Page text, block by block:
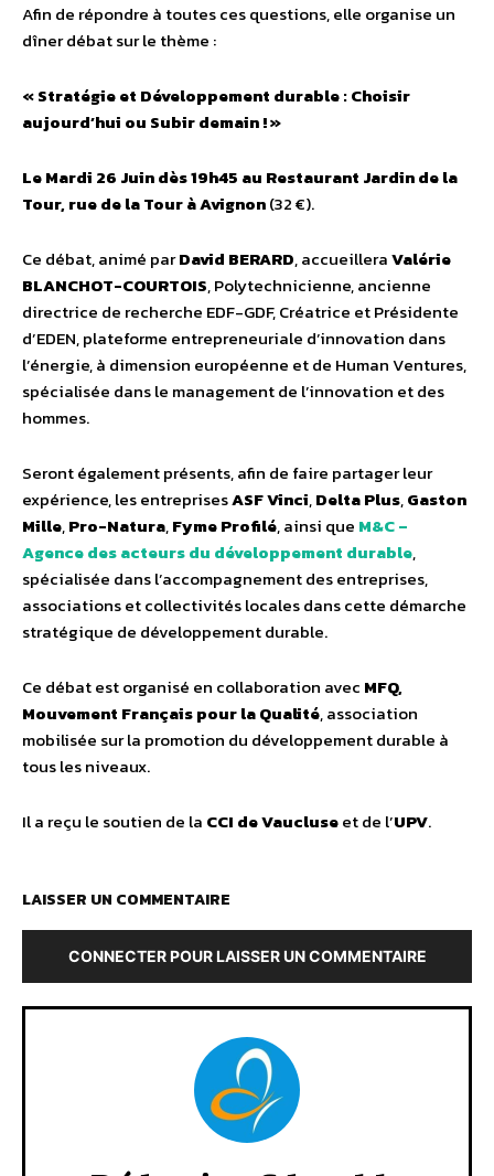
Afin de répondre à toutes ces questions, elle organise un
dîner débat sur le thème :
« Stratégie et Développement durable : Choisir
aujourd’hui ou Subir demain ! »
Le Mardi 26 Juin dès 19h45 au Restaurant Jardin de la
Tour, rue de la Tour à Avignon(32 €).
Ce débat, animé parDavid BERARD, accueilleraValérie
BLANCHOT-COURTOIS, Polytechnicienne, ancienne
directrice de recherche EDF-GDF, Créatrice et Présidente
d’EDEN, plateforme entrepreneuriale d’innovation dans
l’énergie, à dimension européenne et de Human Ventures,
spécialisée dans le management de l’innovation et des
hommes.
Seront également présents, afin de faire partager leur
expérience, les entreprisesASF Vinci,Delta Plus,Gaston
Mille,Pro-Natura,Fyme Profilé, ainsi que M&C –
Agence des acteurs du développement durable,
spécialisée dans l’accompagnement des entreprises,
associations et collectivités locales dans cette démarche
stratégique de développement durable.
Ce débat est organisé en collaboration avec MFQ,
Mouvement Français pour la Qualité, association
mobilisée sur la promotion du développement durable à
tous les niveaux.
Il a reçu le soutien de la CCI de Vaucluseet de l’UPV.
LAISSER UN COMMENTAIRE
CONNECTER POUR LAISSER UN COMMENTAIRE